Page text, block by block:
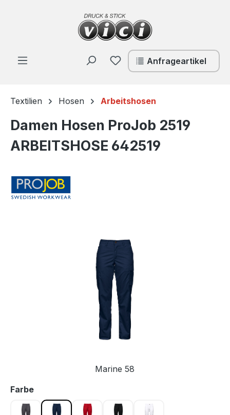
Zum Hauptinhalt springen
Du hast 0 Produkte auf
Anfrageartikel
Textilien Hosen Arbeitshosen
Damen Hosen ProJob 2519
ARBEITSHOSE 642519
Bildergalerie überspringen
Marine 58
Farbeauswählen